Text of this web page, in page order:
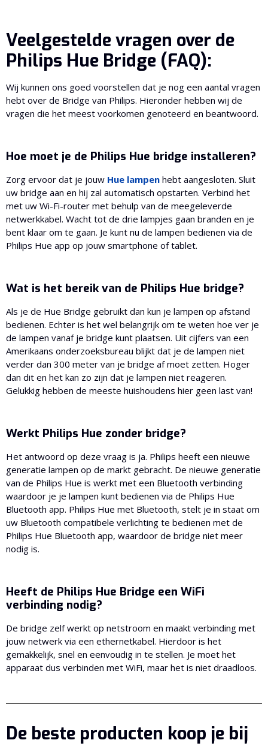
Veelgestelde vragen over de
Philips Hue Bridge (FAQ):
Wij kunnen ons goed voorstellen dat je nog een aantal vragen
hebt over de Bridge van Philips. Hieronder hebben wij de
vragen die het meest voorkomen genoteerd en beantwoord.
Hoe moet je de Philips Hue bridge installeren?
Zorg ervoor dat je jouw Hue lampen hebt aangesloten. Sluit
uw bridge aan en hij zal automatisch opstarten. Verbind het
met uw Wi-Fi-router met behulp van de meegeleverde
netwerkkabel. Wacht tot de drie lampjes gaan branden en je
bent klaar om te gaan. Je kunt nu de lampen bedienen via de
Philips Hue app op jouw smartphone of tablet.
Wat is het bereik van de Philips Hue bridge?
Als je de Hue Bridge gebruikt dan kun je lampen op afstand
bedienen. Echter is het wel belangrijk om te weten hoe ver je
de lampen vanaf je bridge kunt plaatsen. Uit cijfers van een
Amerikaans onderzoeksbureau blijkt dat je de lampen niet
verder dan 300 meter van je bridge af moet zetten. Hoger
dan dit en het kan zo zijn dat je lampen niet reageren.
Gelukkig hebben de meeste huishoudens hier geen last van!
Werkt Philips Hue zonder bridge?
Het antwoord op deze vraag is ja. Philips heeft een nieuwe
generatie lampen op de markt gebracht. De nieuwe generatie
van de Philips Hue is werkt met een Bluetooth verbinding
waardoor je je lampen kunt bedienen via de Philips Hue
Bluetooth app. Philips Hue met Bluetooth, stelt je in staat om
uw Bluetooth compatibele verlichting te bedienen met de
Philips Hue Bluetooth app, waardoor de bridge niet meer
nodig is.
Heeft de Philips Hue Bridge een WiFi
verbinding nodig?
De bridge zelf werkt op netstroom en maakt verbinding met
jouw netwerk via een ethernetkabel. Hierdoor is het
gemakkelijk, snel en eenvoudig in te stellen. Je moet het
apparaat dus verbinden met WiFi, maar het is niet draadloos.
De beste producten koop je bij